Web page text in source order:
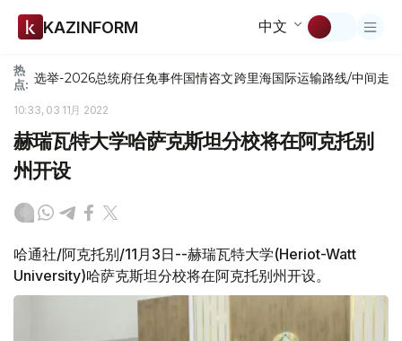
KAZINFORM 中文
热
点: 选举-2026总统府任免事件国情咨文跨里海国际运输路线/中间走廊
10:33, 03 11月 2022
赫瑞瓦特大学哈萨克斯坦分校将在阿克托别
州开设
哈通社/阿克托别/11月3日--赫瑞瓦特大学(Heriot-Watt
University)哈萨克斯坦分校将在阿克托别州开设。